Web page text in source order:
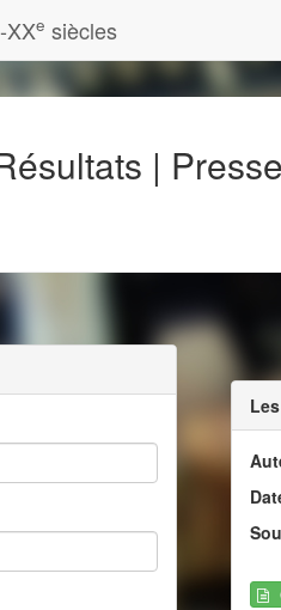
-XXe siècles
|